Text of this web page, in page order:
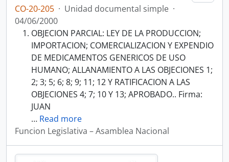
CO-20-205 · Unidad documental simple ·
04/06/2000
OBJECION PARCIAL: LEY DE LA PRODUCCION;
IMPORTACION; COMERCIALIZACION Y EXPENDIO
DE MEDICAMENTOS GENERICOS DE USO
HUMANO; ALLANAMIENTO A LAS OBJECIONES 1;
2; 3; 5; 6; 8; 9; 11; 12 Y RATIFICACION A LAS
OBJECIONES 4; 7; 10 Y 13; APROBADO.. Firma:
JUAN
… Read more
Funcion Legislativa – Asamblea Nacional